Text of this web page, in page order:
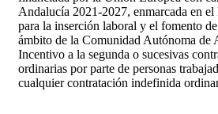
Andalucía 2021-2027, enmarcada en el
para la inserción laboral y el fomento
ámbito de la Comunidad Autónoma de
Incentivo a la segunda o sucesivas
ordinarias por parte de personas
cualquier contratación indefinida